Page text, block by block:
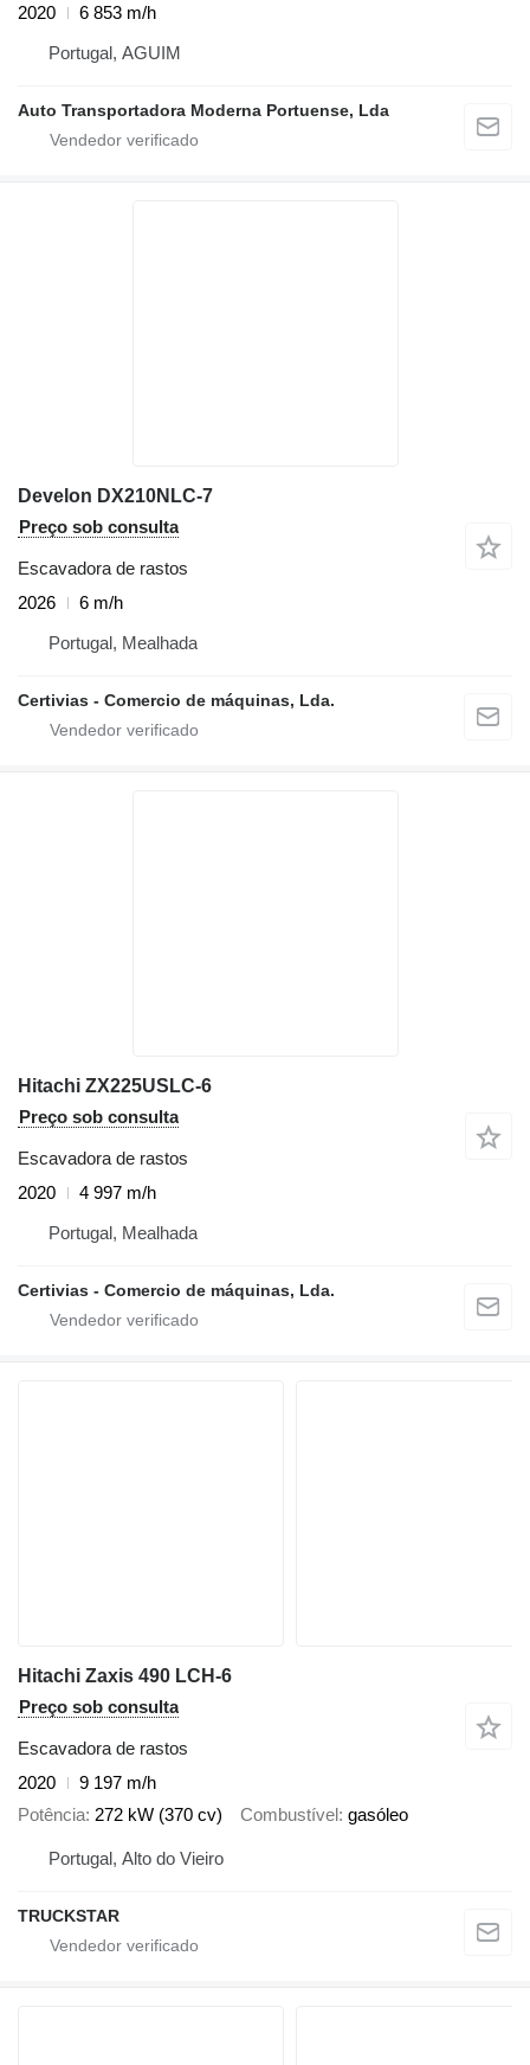
2020
6 853 m/h
Portugal, AGUIM
Auto Transportadora Moderna Portuense, Lda
Develon DX210NLC-7
Preço sob consulta
Escavadora de rastos
2026
6 m/h
Portugal, Mealhada
Certivias - Comercio de máquinas, Lda.
Hitachi ZX225USLC-6
Preço sob consulta
Escavadora de rastos
2020
4 997 m/h
Portugal, Mealhada
Certivias - Comercio de máquinas, Lda.
Hitachi Zaxis 490 LCH-6
Preço sob consulta
Escavadora de rastos
2020
9 197 m/h
Potência 272 kW (370 cv) Combustível gasóleo
Portugal, Alto do Vieiro
TRUCKSTAR